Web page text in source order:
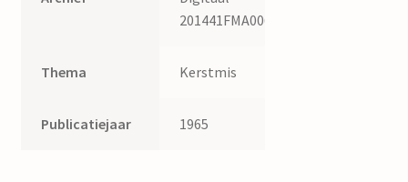
201441FMA006
Thema Kerstmis
Publicatiejaar 1965